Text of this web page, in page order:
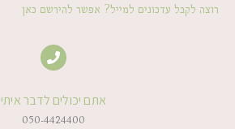
רוצה לקבל עדכונים למייל? אפשר להירשם כאן
אתם יכולים לדבר איתי
050-4424400